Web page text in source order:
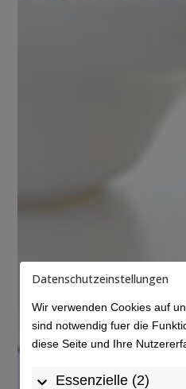
Datenschutzeinstellungen
Wir verwenden Cookies auf
sind notwendig fuer die
diese Seite und Ihre
Essenzielle (2)